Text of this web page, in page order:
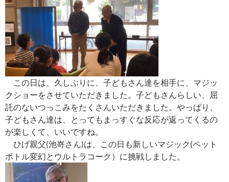
この日は、久しぶりに、子どもさん達を相手に、マジッ
クショーをさせていただきました。子どもさんらしい、屈
託のないつっこみをたくさんいただきました。やっぱり、
子どもさん達は、とってもまっすぐな反応が返ってくるの
が楽しくて、いいですね。
ひげ親父(池嵜さん)は、この日も新しいマジック(ペット
ボトル変幻とウルトラコーク）に挑戦しました。